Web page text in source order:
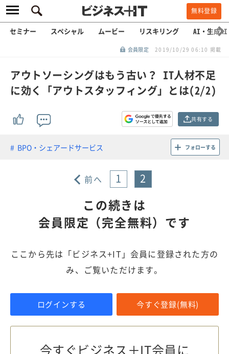
無料登録
セミナー スペシャル ムービー リスキリング AI・生成AI
会員限定 2019/10/29 06:10 掲載
アウトソーシングはもう古い？ IT人材不足
に効く「アウトスタッフィング」とは(2/2)
共有する
BPO・シェアードサービス フォローする
前へ 1 2
この続きは
会員限定（完全無料）です
ここから先は「ビジネス+IT」会員に登録された方の
み、ご覧いただけます。
ログインする 今すぐ登録(無料)
今すぐビジネス＋IT会員に